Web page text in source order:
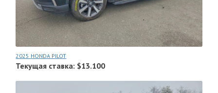
2025 HONDA PILOT
Текущая ставка: $13.100